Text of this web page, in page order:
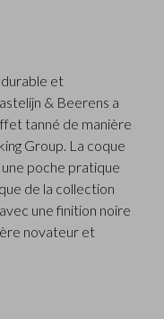
et
& Beerens a
tanné de manière
Group. La coque
poche pratique
de la collection
une finition noire
novateur et